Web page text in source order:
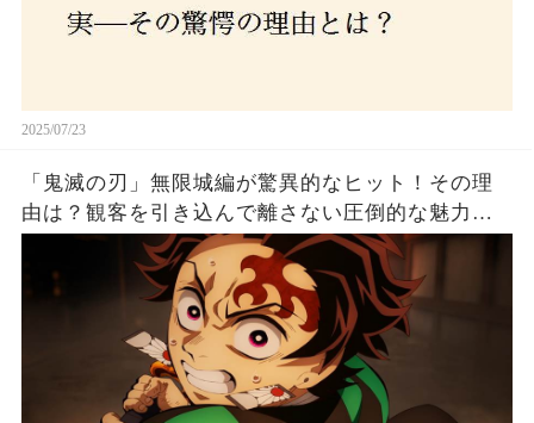
2025/07/23
「鬼滅の刃」無限城編が驚異的なヒット！その理
由は？観客を引き込んで離さない圧倒的な魅力と